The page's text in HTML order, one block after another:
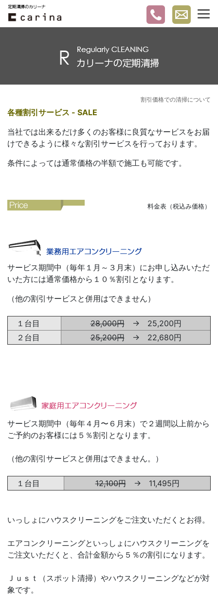
割引価格での清掃について
各種割引サービス - SALE
当社では出来るだけ多くのお客様に良質なサービスをお届
けできるように様々な割引サービスを行っております。
条件によっては通常価格の半額で施工も可能です。
料金表（税込み価格）
サービス期間中（毎年１月～３月末）にお申し込みいただ
いた方には通常価格から１０％割引となります。
（他の割引サービスと併用はできません）
１台目 28,000円→ 25,200円
２台目
25,200円→ 22,680円
サービス期間中 （毎年４月〜６月末） で２週間以上前から
ご予約のお客様には５％割引となります。
（他の割引サービスと併用はできません。）
１台目 12,100円→ 11,495円
いっしょにハウスクリーニングをご注文いただくとお得。
エアコンクリーニングといっしょにハウスクリーニングを
ご注文いただくと、合計金額から５％の割引になります。
Ｊｕｓｔ（スポット清掃）やハウスクリーニングなどが対
象です。